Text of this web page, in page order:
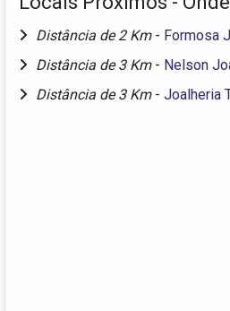
Distância de 2 Km - Formosa
Distância de 3 Km - Nelson
Distância de 3 Km - Joalheria